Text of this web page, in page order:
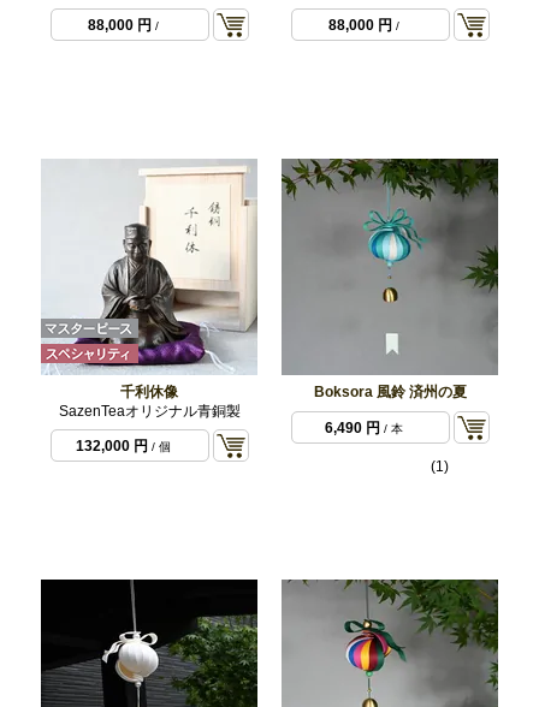
88,000 円 / 88,000 円 /
千利休像
SazenTeaオリジナル青銅製
132,000 円 / 個
Boksora 風鈴 済州の夏
6,490 円 / 本
(1)